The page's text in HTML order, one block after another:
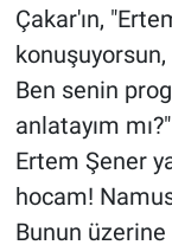
Çakar'ın,
Ben senin
anlatayım
Ertem Şener
hocam!
Bunun